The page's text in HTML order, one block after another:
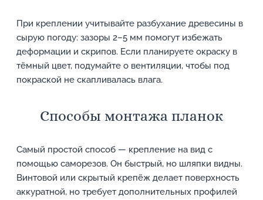
При креплении учитывайте разбухание древесины в
сырую погоду: зазоры 2–5 мм помогут избежать
деформации и скрипов. Если планируете окраску в
тёмный цвет, подумайте о вентиляции, чтобы под
покраской не скапливалась влага.
Способы монтажа планок
Самый простой способ — крепление на вид с
помощью саморезов. Он быстрый, но шляпки видны.
Винтовой или скрытый крепёж делает поверхность
аккуратной, но требует дополнительных профилей